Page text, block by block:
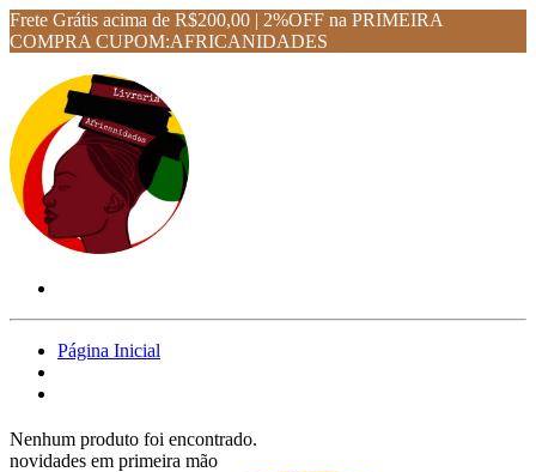
Frete Grátis acima de R$200,00 | 2%OFF na PRIMEIRA
COMPRA CUPOM:AFRICANIDADES
Página Inicial
Nenhum produto foi encontrado.
novidades em primeira mão